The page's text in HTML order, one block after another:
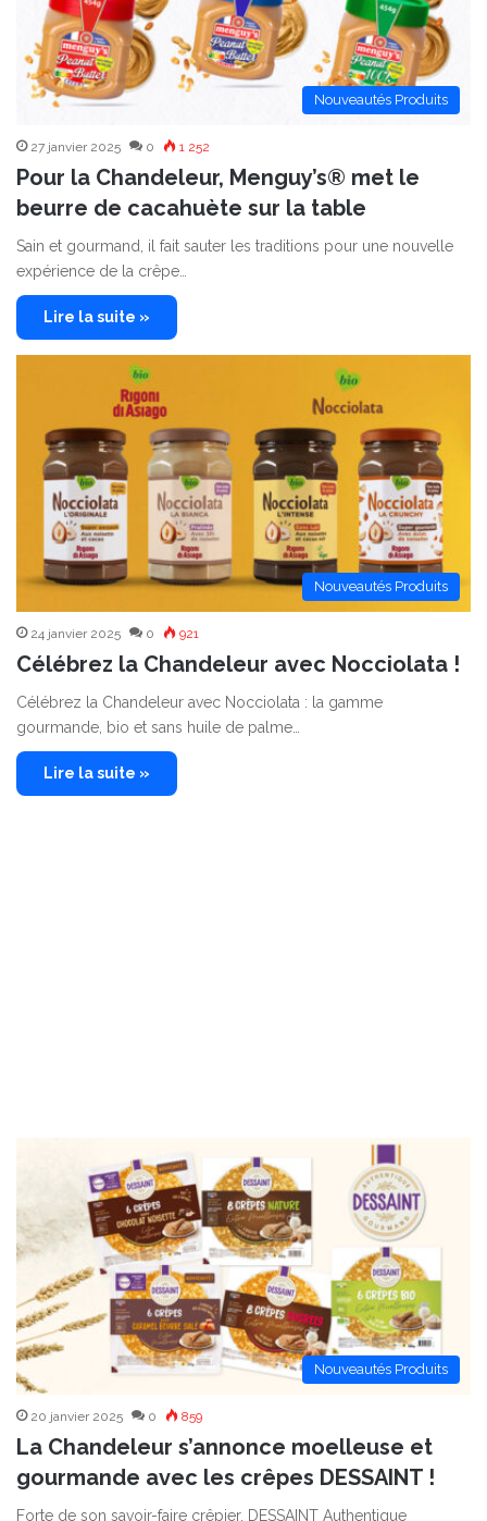
Nouveautés Produits
27 janvier 2025 0 1 252
Pour la Chandeleur, Menguy’s® met le
beurre de cacahuète sur la table
Sain et gourmand, il fait sauter les traditions pour une nouvelle
expérience de la crêpe…
Lire la suite »
Nouveautés Produits
24 janvier 2025 0 921
Célébrez la Chandeleur avec Nocciolata !
Célébrez la Chandeleur avec Nocciolata : la gamme
gourmande, bio et sans huile de palme…
Lire la suite »
Nouveautés Produits
20 janvier 2025 0 859
La Chandeleur s’annonce moelleuse et
gourmande avec les crêpes DESSAINT !
Forte de son savoir-faire crêpier, DESSAINT Authentique